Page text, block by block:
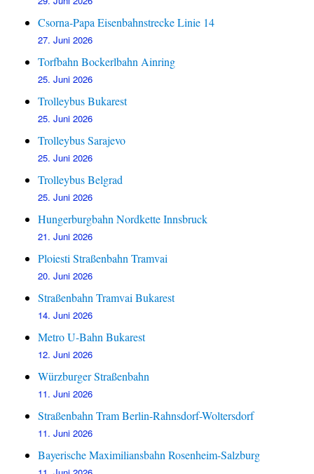
Csorna-Papa Eisenbahnstrecke Linie 14
27. Juni 2026
Torfbahn Bockerlbahn Ainring
25. Juni 2026
Trolleybus Bukarest
25. Juni 2026
Trolleybus Sarajevo
25. Juni 2026
Trolleybus Belgrad
25. Juni 2026
Hungerburgbahn Nordkette Innsbruck
21. Juni 2026
Ploiesti Straßenbahn Tramvai
20. Juni 2026
Straßenbahn Tramvai Bukarest
14. Juni 2026
Metro U-Bahn Bukarest
12. Juni 2026
Würzburger Straßenbahn
11. Juni 2026
Straßenbahn Tram Berlin-Rahnsdorf-Woltersdorf
11. Juni 2026
Bayerische Maximiliansbahn Rosenheim-Salzburg